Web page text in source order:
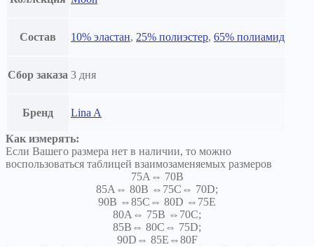
Состав 10% эластан, 25% полиэстер, 65% полиамид
Сбор заказа 3 дня
Бренд Lina A
Как измерять:
Если Вашего размера нет в наличии, то можно
воспользоваться таблицей взаимозаменяемых размеров
75A⇔ 70B
85A⇔ 80B ⇔75C⇔ 70D;
90B ⇔85C⇔ 80D ⇔75E
80A⇔ 75B ⇔70C;
85B⇔ 80C⇔ 75D;
90D⇔ 85E⇔80F